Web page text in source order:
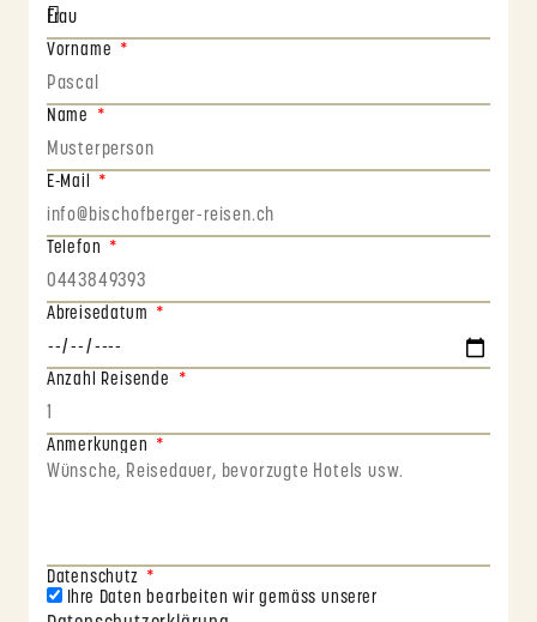
Vorname
Name
E-Mail
Telefon
Abreisedatum
Anzahl Reisende
Anmerkungen
Datenschutz
Ihre Daten bearbeiten wir gemäss unserer